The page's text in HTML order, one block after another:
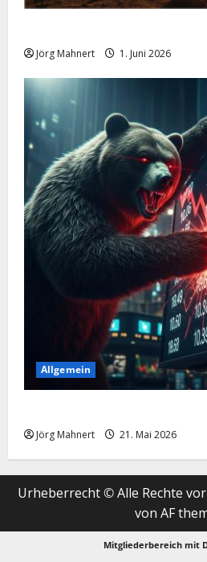
Jörg Mahnert 1. Juni 2026
Allgemein
Jörg Mahnert 21. Mai 2026
Urheberrecht © Alle Rechte
von AF
Mitgliederbereich mit